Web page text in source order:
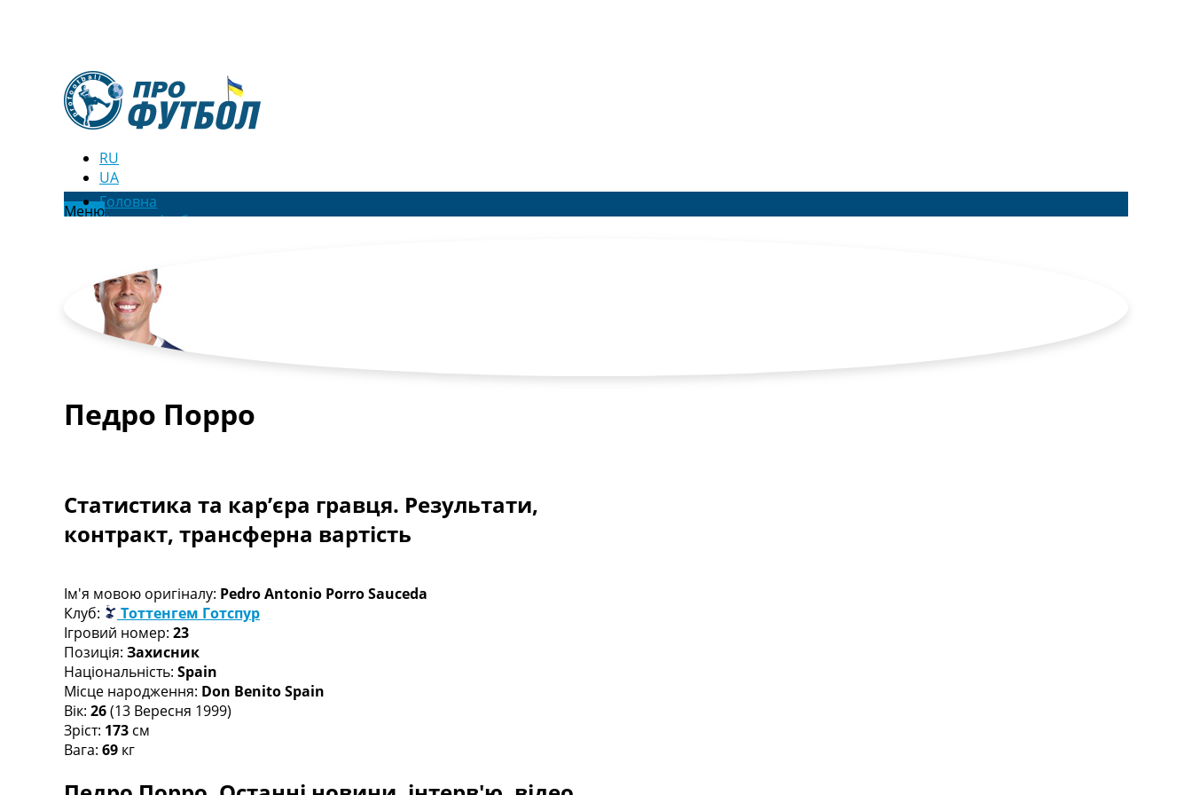
RU
UA
МенюГоловна
Новини футболу
Футбольні трансфери
Останні коментарі
Конкурс прогнозів
Логін
Рейтінги
Турніри
Чемпіонат Світу
Англія. Прем’єр-Ліга
Іспанія. Ла Ліга
Ще Турніри >>>
Чемпіонат Світу. Турнирні таблиці
Таблиця УПЛ
Перша Ліга
Таблиця АПЛ
Таблиця Ла Ліги
Таблиця Ліги Чемпіонів
Всі таблиці >>>
Рейтинги
Рейтинг ФІФА
Педро Порро
Статистика та кар’єра гравця. Результати,
контракт, трансферна вартість
Ім'я мовою оригіналу: Pedro Antonio Porro Sauceda
Клуб:
Тоттенгем Готспур
Ігровий номер: 23
Позиція: Захисник
Національність: Spain
Місце народження: Don Benito Spain
Вік: 26(13 Вересня 1999)
Зріст: 173 см
Вага: 69 кг